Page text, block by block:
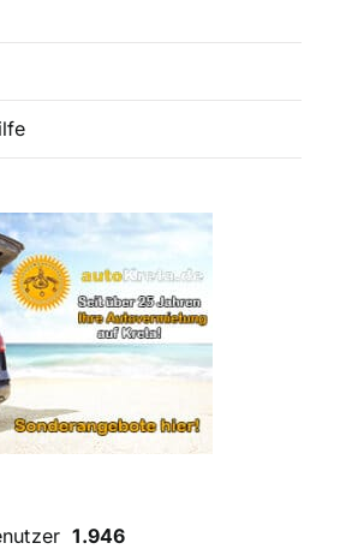
1.946